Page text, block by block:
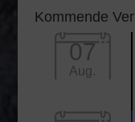
Kommende
07
Aug.